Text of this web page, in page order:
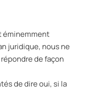
éminemment
juridique, nous ne
de façon
de dire oui, si la